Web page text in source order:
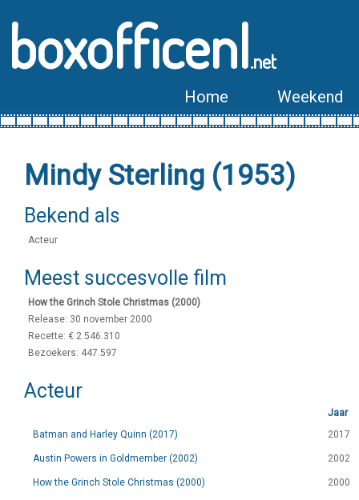
boxofficenl.net
Home Weekend
Mindy Sterling (1953)
Bekend als
Acteur
Meest succesvolle film
How the Grinch Stole Christmas (2000)
Release: 30 november 2000
Recette: € 2.546.310
Bezoekers: 447.597
Acteur
Jaar
Batman and Harley Quinn (2017)
2017
Austin Powers in Goldmember (2002) 2002
How the Grinch Stole Christmas (2000) 2000